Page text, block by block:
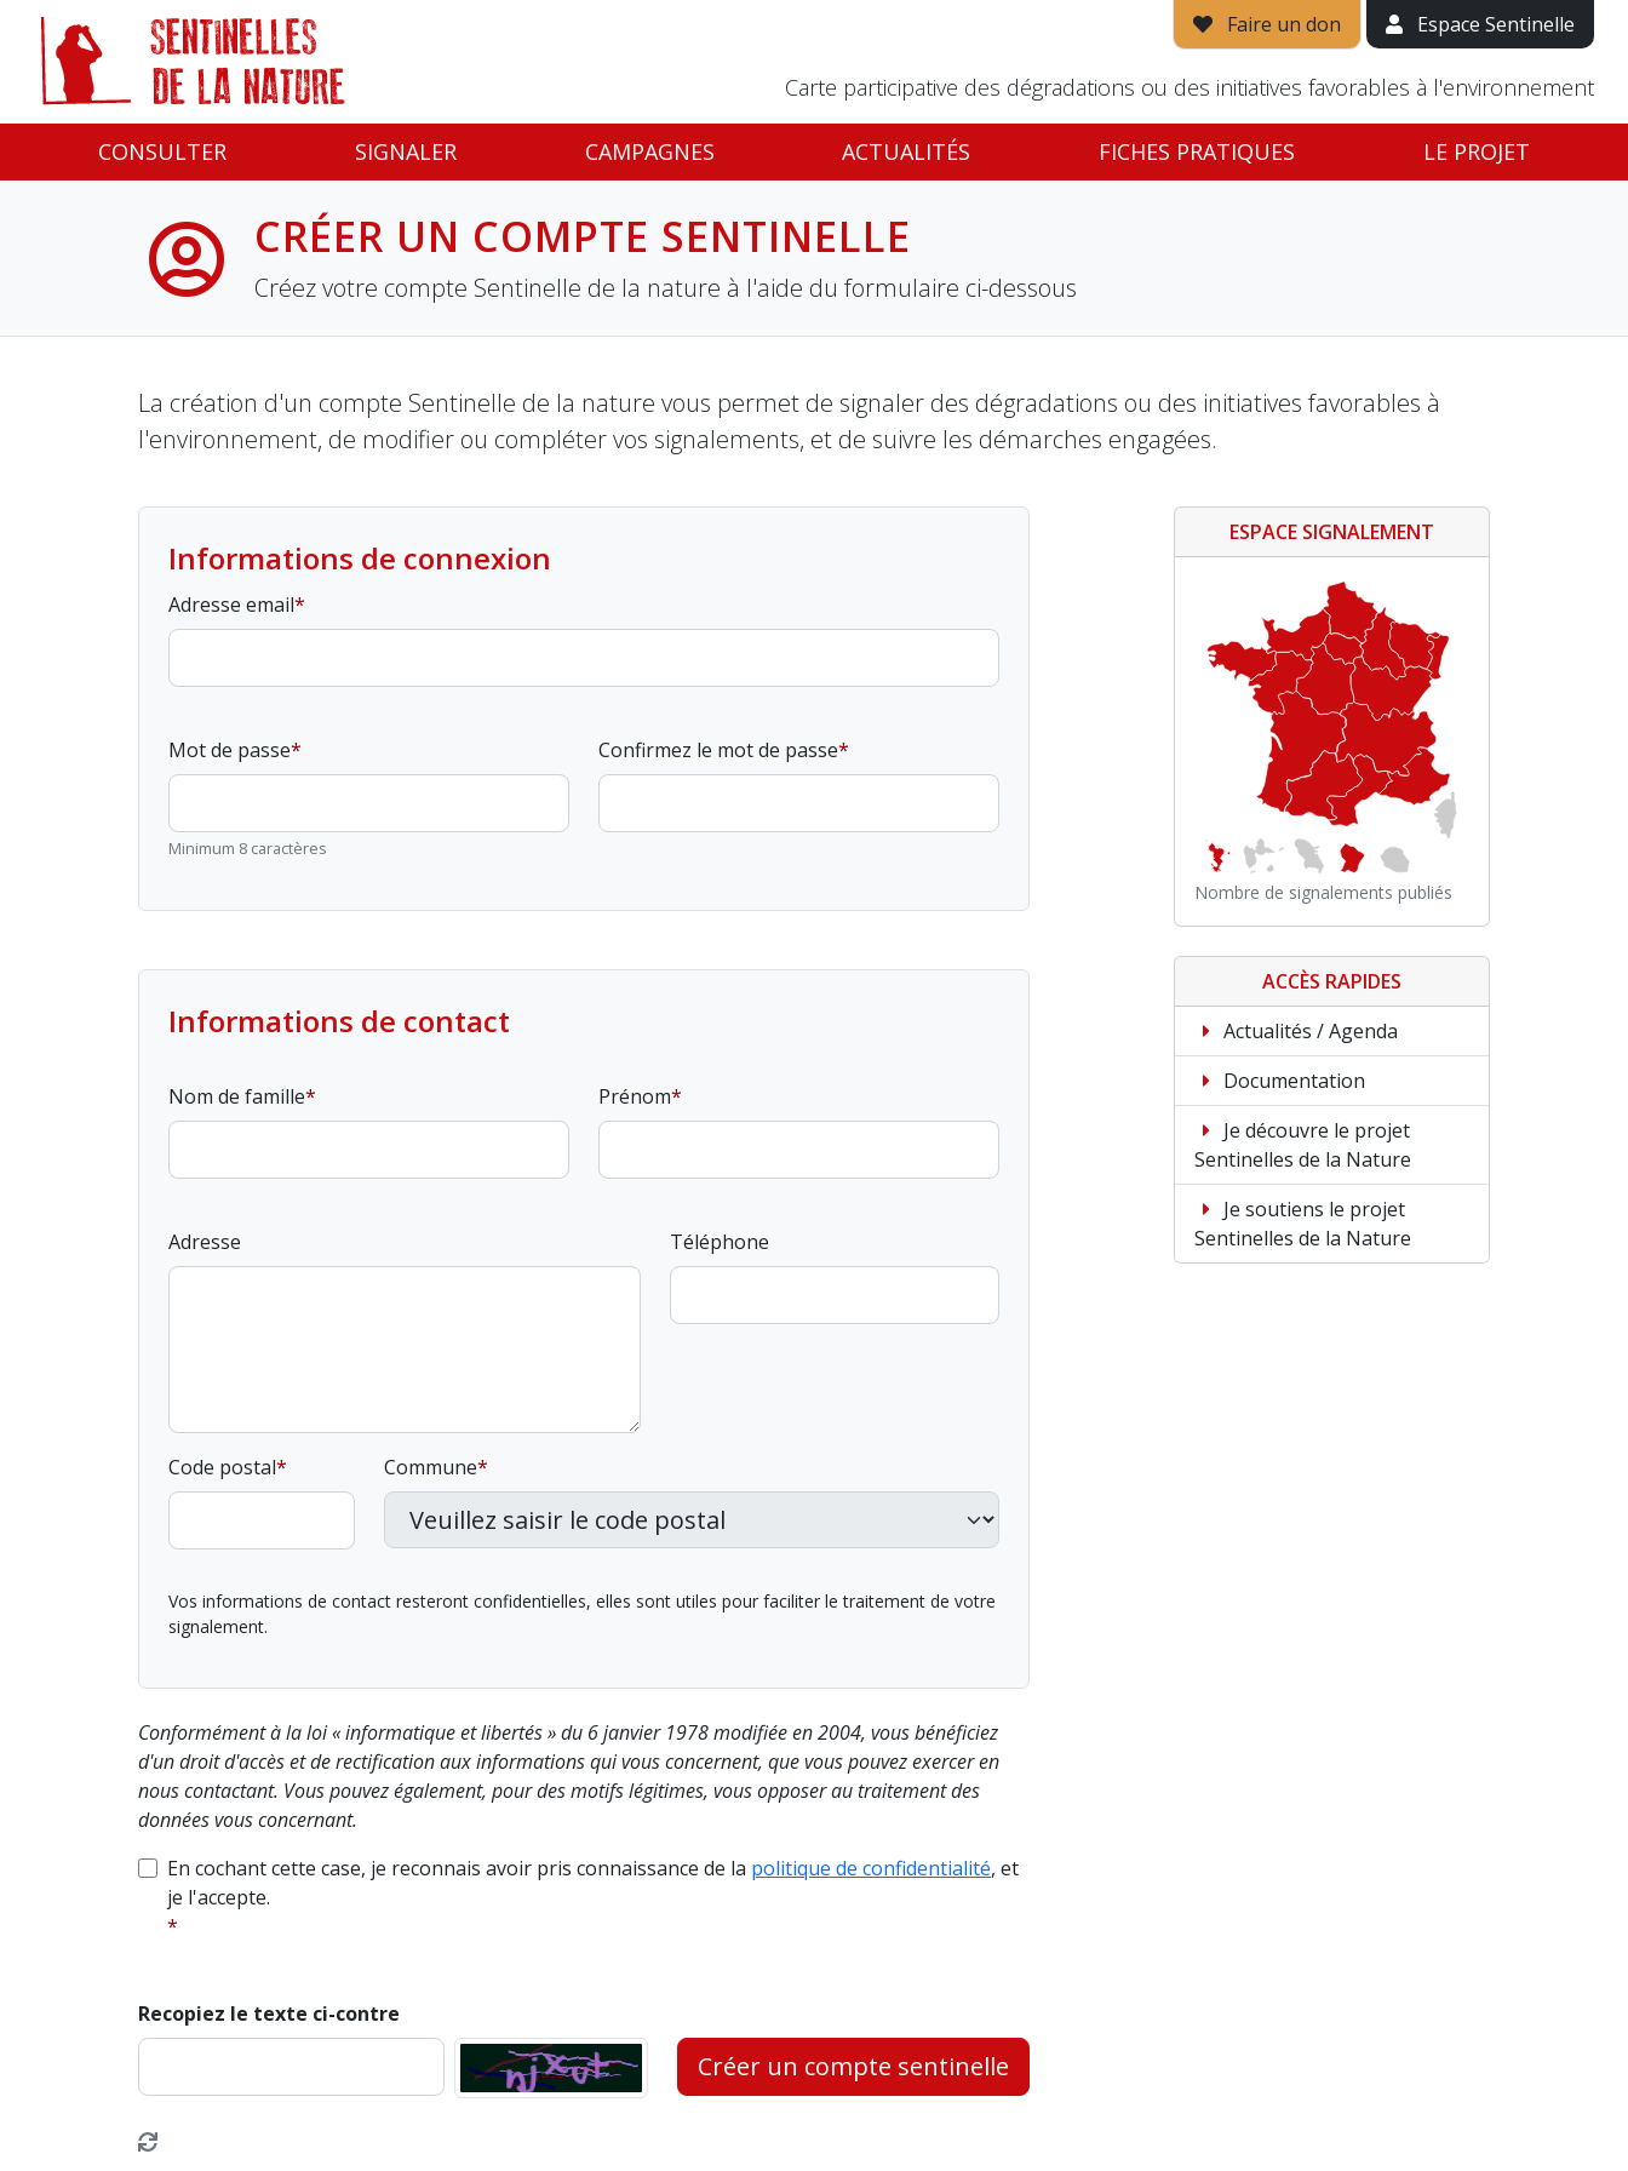
Faire un don Espace Sentinelle
Carte participative des dégradations ou des initiatives favorables à l'environnement
CONSULTER SIGNALER CAMPAGNES ACTUALITÉS FICHES PRATIQUES LE PROJET
CRÉER UN COMPTE SENTINELLE
Créez votre compte Sentinelle de la nature à l'aide du formulaire ci-dessous
La création d'un compte Sentinelle de la nature vous permet de signaler des dégradations ou des initiatives favorables à
l'environnement, de modifier ou compléter vos signalements, et de suivre les démarches engagées.
Informations de connexion
Adresse email
Mot de passe
Minimum 8 caractères
Confirmez le mot de passe
Informations de contact
Nom de famille Prénom
Adresse Téléphone
Code postal Commune
Vos informations de contact resteront confidentielles, elles sont utiles pour faciliter le traitement de votre
signalement.
Conformément à la loi « informatique et libertés » du 6 janvier 1978 modifiée en 2004, vous bénéficiez
d'un droit d'accès et de rectification aux informations qui vous concernent, que vous pouvez exercer en
nous contactant. Vous pouvez également, pour des motifs légitimes, vous opposer au traitement des
données vous concernant.
En cochant cette case, je reconnais avoir pris connaissance de la politique de confidentialité, et
je l'accepte.
Recopiez le texte ci-contre
Créer un compte sentinelle
ESPACE SIGNALEMENT
Nombre de signalements publiés
ACCÈS RAPIDES
Actualités / Agenda
Documentation
Je découvre le projet
Sentinelles de la Nature
Je soutiens le projet
Sentinelles de la Nature
Panneau de gestion des cookies